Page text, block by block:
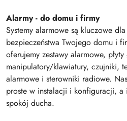
Alarmy - do domu i firmy
Systemy alarmowe są kluczowe
bezpieczeństwa Twojego domu i
oferujemy zestawy alarmowe, płyty
manipulatory/klawiatury, czujniki,
alarmowe i sterowniki radiowe.
proste w instalacji i konfiguracji, a
spokój ducha.